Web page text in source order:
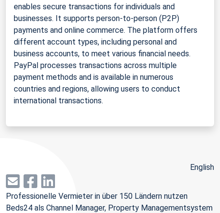
enables secure transactions for individuals and
businesses. It supports person-to-person (P2P)
payments and online commerce. The platform offers
different account types, including personal and
business accounts, to meet various financial needs.
PayPal processes transactions across multiple
payment methods and is available in numerous
countries and regions, allowing users to conduct
international transactions.
English
Professionelle Vermieter in über 150 Ländern nutzen
Beds24 als Channel Manager, Property Managementsystem